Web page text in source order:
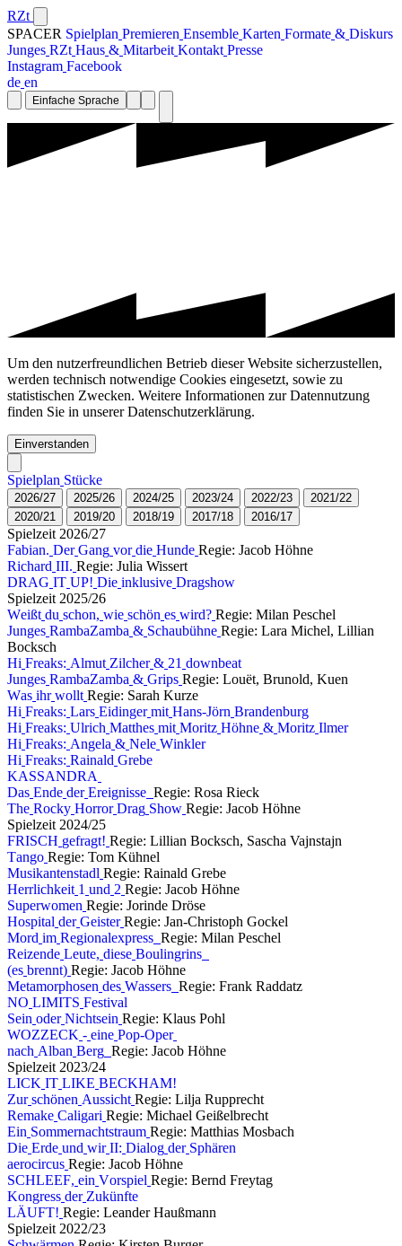
RZt
SPACER Spielplan Premieren Ensemble Karten Formate & Diskurs
Junges RZt Haus & Mitarbeit Kontakt Presse
Instagram Facebook
de en
Einfache Sprache
Um den nutzerfreundlichen Betrieb dieser Website sicherzustellen,
werden technisch notwendige Cookies eingesetzt, sowie zu
statistischen Zwecken. Weitere Informationen zur Datennutzung
finden Sie in unserer Datenschutzerklärung.
Einverstanden
Spielplan Stücke
2026/27 2025/26 2024/25 2023/24 2022/23 2021/22
2020/21 2019/20 2018/19 2017/18 2016/17
Spielzeit 2026/27
Fabian. Der Gang vor die Hunde Regie: Jacob Höhne
Richard III. Regie: Julia Wissert
DRAG IT UP! Die inklusive Dragshow
Spielzeit 2025/26
Weißt du schon, wie schön es wird? Regie: Milan Peschel
Junges RambaZamba & Schaubühne Regie: Lara Michel, Lillian
Bocksch
Hi Freaks: Almut Zilcher & 21 downbeat
Junges RambaZamba & Grips Regie: Louët, Brunold, Kuen
Was ihr wollt Regie: Sarah Kurze
Hi Freaks: Lars Eidinger mit Hans-Jörn Brandenburg
Hi Freaks: Ulrich Matthes mit Moritz Höhne & Moritz Ilmer
Hi Freaks: Angela & Nele Winkler
Hi Freaks: Rainald Grebe
KASSANDRA
Das Ende der Ereignisse Regie: Rosa Rieck
The Rocky Horror Drag Show Regie: Jacob Höhne
Spielzeit 2024/25
FRISCH gefragt! Regie: Lillian Bocksch, Sascha Vajnstajn
Tango Regie: Tom Kühnel
Musikantenstadl Regie: Rainald Grebe
Herrlichkeit 1 und 2 Regie: Jacob Höhne
Superwomen Regie: Jorinde Dröse
Hospital der Geister Regie: Jan-Christoph Gockel
Mord im Regionalexpress Regie: Milan Peschel
Reizende Leute, diese Boulingrins
(es brennt) Regie: Jacob Höhne
Metamorphosen des Wassers Regie: Frank Raddatz
NO LIMITS Festival
Sein oder Nichtsein Regie: Klaus Pohl
WOZZECK - eine Pop-Oper
nach Alban Berg Regie: Jacob Höhne
Spielzeit 2023/24
LICK IT LIKE BECKHAM!
Zur schönen Aussicht Regie: Lilja Rupprecht
Remake Caligari Regie: Michael Geißelbrecht
Ein Sommernachtstraum Regie: Matthias Mosbach
Die Erde und wir II: Dialog der Sphären
aerocircus Regie: Jacob Höhne
SCHLEEF, ein Vorspiel Regie: Bernd Freytag
Kongress der Zukünfte
LÄUFT! Regie: Leander Haußmann
Spielzeit 2022/23